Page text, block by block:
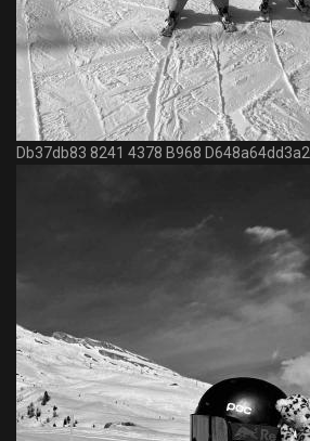
Db37db83 8241 4378 B968 D648a64dd3a2